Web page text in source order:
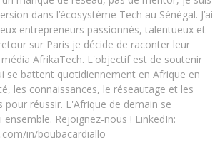
dans l’écosystème Tech au Sénégal. J’ai
entrepreneurs passionnés, talentueux et
sur Paris je décide de raconter leur
AfrikaTech. L'objectif est de soutenir
se battent quotidiennement en Afrique en
les connaissances, le réseautage et les
pour réussir. L'Afrique de demain se
Rejoignez-nous ! LinkedIn:
in/boubacardiallo